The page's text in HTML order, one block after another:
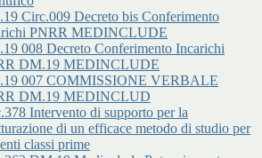
Circ.009 Decreto bis Conferimento
PNRR MEDINCLUDE
008 Decreto Conferimento Incarichi
DM.19 MEDINCLUDE
007 COMMISSIONE VERBALE
DM.19 MEDINCLUD
Intervento di supporto per la
di un efficace metodo di studio per
classi prime